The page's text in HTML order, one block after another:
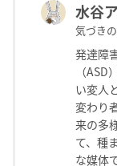
水谷
気づき
発達障
（
い変人
変わり
来の多
て、種
な媒体